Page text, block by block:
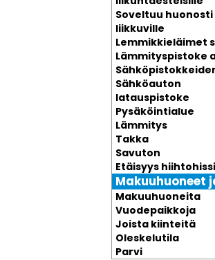
Soveltuu huonosti
liikkuville
Lemmikkieläimet
Lämmityspistoke
Sähköauton
latauspistoke
Pysäköintialue
Lämmitys
Takka
Savuton
Etäisyys
Makuuhuoneet
Makuuhuoneita
Vuodepaikkoja
Joista kiinteitä
Oleskelutila
Parvi